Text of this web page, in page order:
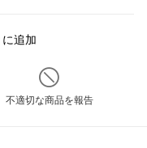
追加
不適切な商品を報告